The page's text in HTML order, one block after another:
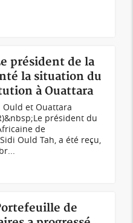
président de la
la situation du
à Ouattara
Ould et Ouattara
président du
de
Ould Tah, a été reçu,
de